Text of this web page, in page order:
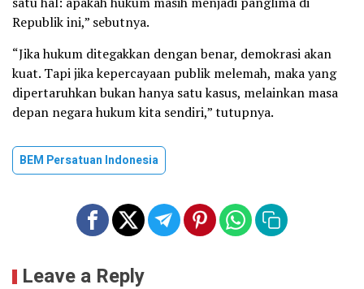
Republik ini,” sebutnya.
“Jika hukum ditegakkan dengan benar, demokrasi akan
kuat. Tapi jika kepercayaan publik melemah, maka yang
dipertaruhkan bukan hanya satu kasus, melainkan masa
depan negara hukum kita sendiri,” tutupnya.
BEM Persatuan Indonesia
Leave a Reply